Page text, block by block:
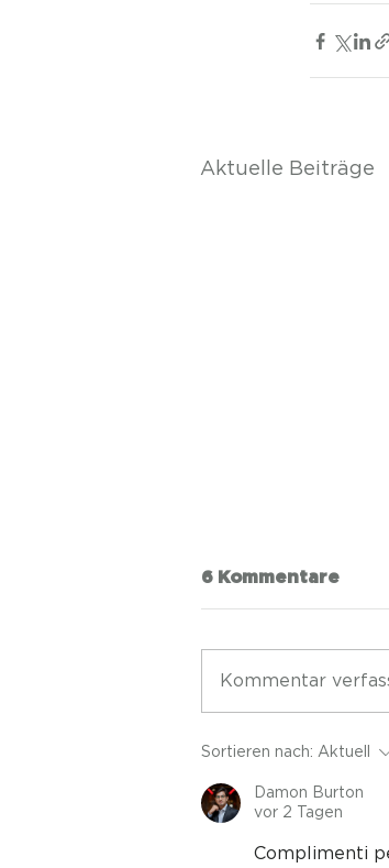
Aktuelle Beiträge
GLOBAL PADEL
6 Kommentare
Kommentar
Sortieren nach: Aktuell
Damon Burton
vor 2 Tagen
Complimenti